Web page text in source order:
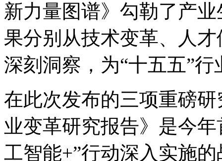
新力量图谱》勾勒了产
果分别从技术变革、人
深刻洞察，为“十五五
在此次发布的三项重磅研
业变革研究报告》是今
工智能+”行动深入实施的